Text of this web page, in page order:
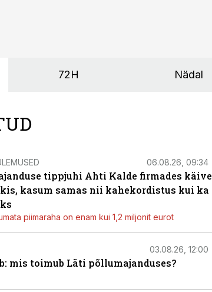
72H Nädal
06.08.26, 09:34
tippjuhi Ahti Kalde firmades käive
kasum samas nii kahekordistus kui ka
piimaraha on enam kui 1,2 miljonit eurot
03.08.26, 12:00
mis toimub Läti põllumajanduses?